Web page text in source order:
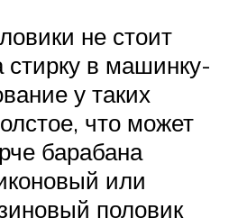
не стоит
стирку в машинку-
у таких
что может
барабана
или
половик